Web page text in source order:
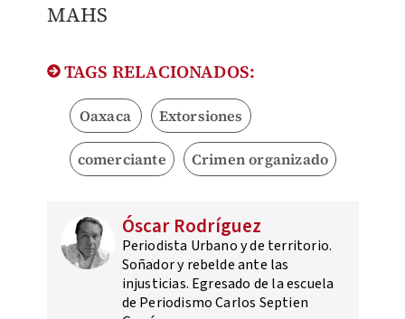
MAHS
TAGS RELACIONADOS:
Oaxaca Extorsiones
comerciante Crimen organizado
Óscar Rodríguez
Periodista Urbano y de territorio.
Soñador y rebelde ante las
injusticias. Egresado de la escuela
de Periodismo Carlos Septien